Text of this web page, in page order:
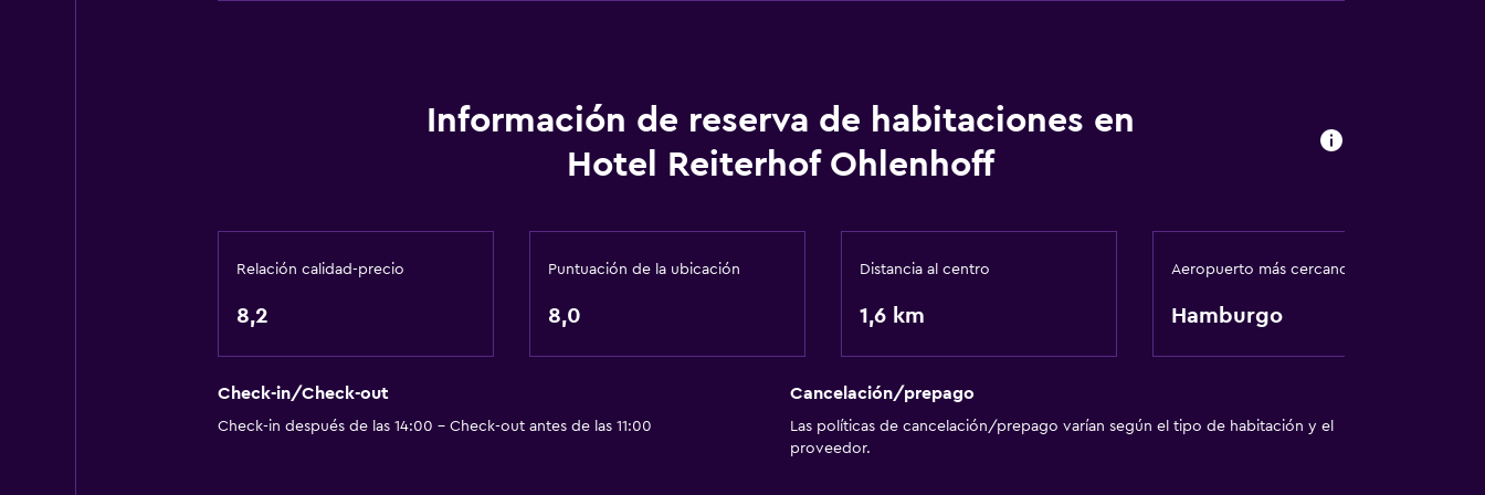
Accesibilidad y adecuación
Mascotas permitidas bajo consulta (pueden aplicar cargos extra)
Estacionamiento accesible
Para no fumadores
Áreas designadas para fumadores
Comedor
Servicio de entrega de comida
Almuerzos para llevar
Máquina expendedora (botanas)
Actividades
Información de reserva de habitaciones en
Hotel Reiterhof Ohlenhoff
Relación calidad-precio
8,2
Puntuación de la ubicación
8,0
Distancia al centro
1,6 km
Aeropuerto más cercano
Hamburgo
Check-in/Check-out
Check-in después de las 14:00 - Check-out antes de las 11:00
Cancelación/prepago
Las políticas de cancelación/prepago varían según el tipo de habitación y el
proveedor.